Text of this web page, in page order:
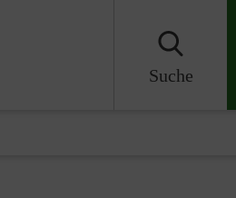
Suche